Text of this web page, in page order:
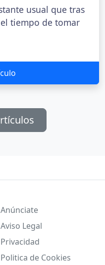
usual que tras
tiempo de tomar
Anúnciate
Aviso Legal
Privacidad
Politica de Cookies